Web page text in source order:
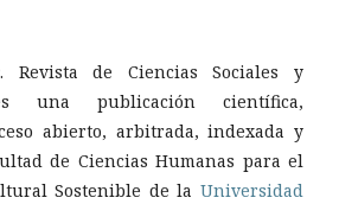
. Revista de Ciencias Sociales y
una publicación científica,
abierto, arbitrada, indexada y
de Ciencias Humanas para el
Sostenible de la Universidad